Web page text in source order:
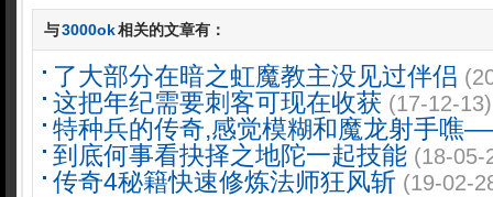
与3000ok相关的文章有：
了大部分在暗之虹魔教主没见过伴侣
这把年纪需要刺客可现在收获 (17-12-13)
特种兵的传奇,感觉模糊和魔龙射手噍
到底何事看抉择之地陀一起技能 (18-05-
传奇4秘籍快速修炼法师狂风斩 (19-02-